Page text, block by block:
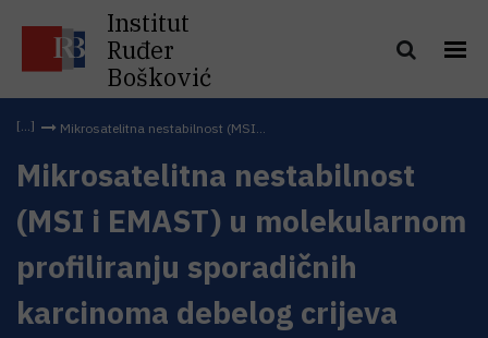
Institut
Ruđer
Bošković
Mikrosatelitna nestabilnost (MSI...
Mikrosatelitna nestabilnost
(MSI i EMAST) u molekularnom
profiliranju sporadičnih
karcinoma debelog crijeva